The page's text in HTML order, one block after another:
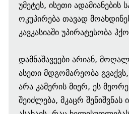
უმეტეს, ისეთი
ოკუპირება თავად
კავკასიაში უპირატესობა
დამნაშავეები არიან,
ასეთი მდგომარეობა
არა კამერის მიერ, ეს
შეიძლება, მკაცრ შენიშვნას